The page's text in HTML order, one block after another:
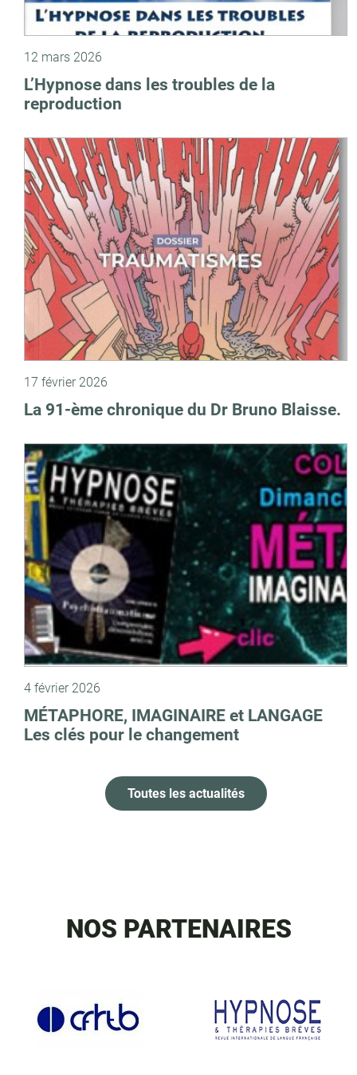
12 mars 2026
L’Hypnose dans les troubles de la
reproduction
17 février 2026
La 91-ème chronique du Dr Bruno Blaisse.
4 février 2026
MÉTAPHORE, IMAGINAIRE et LANGAGE
Les clés pour le changement
Toutes les actualités
NOS PARTENAIRES